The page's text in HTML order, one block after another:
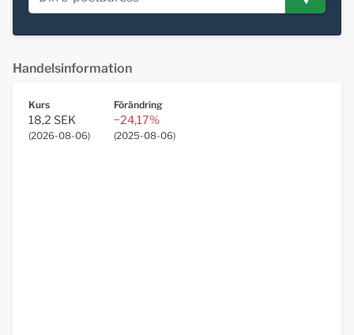
Handelsinformation
Kurs
18,2 SEK
(2026-08-06)
Förändring
−24,17%
(2025-08-06)